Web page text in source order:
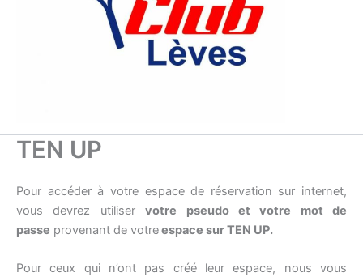
TEN UP
Pour accéder à votre espace de réservation sur internet,
vous devrez utiliservotre pseudo et votre mot de
passe provenant de votreespace sur TEN UP.
Pour ceux qui n’ont pas créé leur espace, nous vous